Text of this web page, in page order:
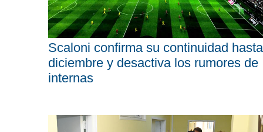
Scaloni confirma su continuidad hasta
diciembre y desactiva los rumores de
internas